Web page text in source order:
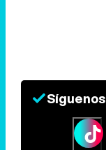
Síguenos